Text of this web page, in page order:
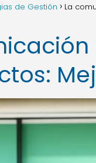
de Gestión
La